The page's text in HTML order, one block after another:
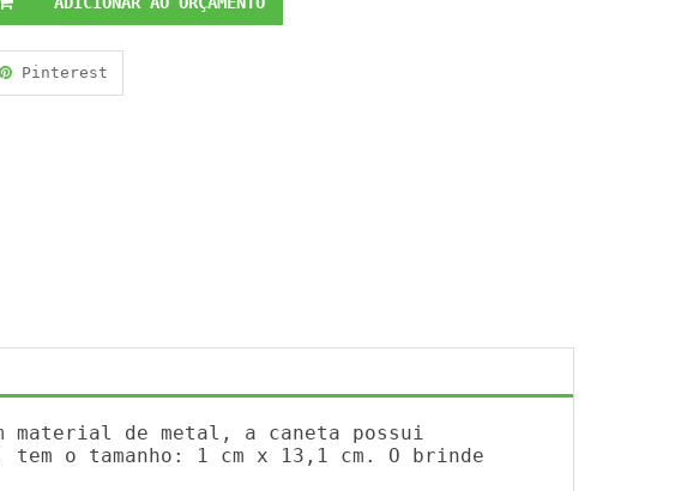
Pinterest
material de metal, a caneta possui
o tamanho: 1 cm x 13,1 cm. O brinde